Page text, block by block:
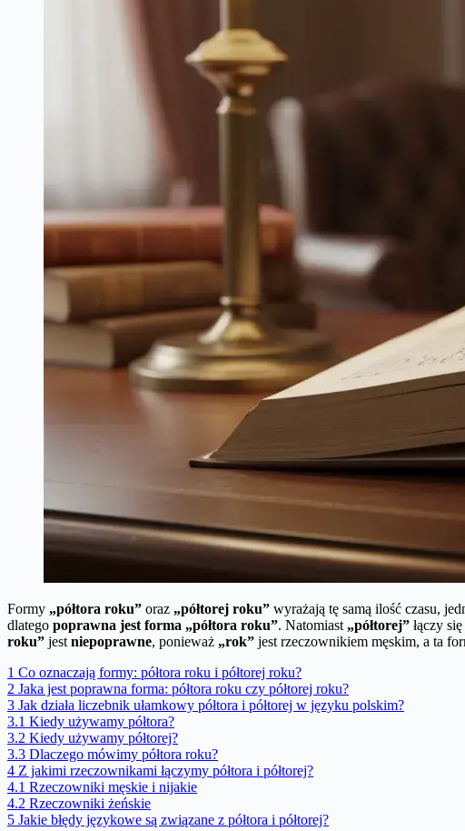
Formy „półtora roku” oraz „półtorej roku” wyrażają tę samą ilość czasu,
dlatego poprawna jest forma „półtora roku”. Natomiast „półtorej” łączy
roku” jest niepoprawne, ponieważ „rok” jest rzeczownikiem męskim, a ta
1 Co oznaczają formy: półtora roku i półtorej roku?
2 Jaka jest poprawna forma: półtora roku czy półtorej roku?
3 Jak działa liczebnik ułamkowy półtora i półtorej w języku polskim?
3.1 Kiedy używamy półtora?
3.2 Kiedy używamy półtorej?
3.3 Dlaczego mówimy półtora roku?
4 Z jakimi rzeczownikami łączymy półtora i półtorej?
4.1 Rzeczowniki męskie i nijakie
4.2 Rzeczowniki żeńskie
5 Jakie błędy językowe są związane z półtora i półtorej?